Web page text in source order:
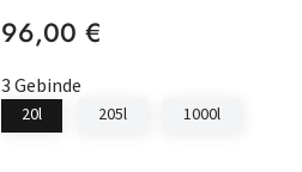
Regulärer Preis:
96,00 €
3 Gebinde
20l 205l 1000l